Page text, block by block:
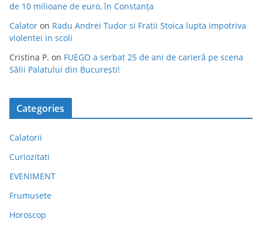
de 10 milioane de euro, în Constanța
Calator on Radu Andrei Tudor si Fratii Stoica lupta impotriva
violentei in scoli
Cristina P. on FUEGO a serbat 25 de ani de carieră pe scena
Sălii Palatului din București!
Categories
Calatorii
Curiozitati
EVENIMENT
Frumusete
Horoscop